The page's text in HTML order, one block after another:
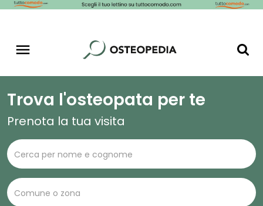
Trova l'osteopata per te
Prenota la tua visita